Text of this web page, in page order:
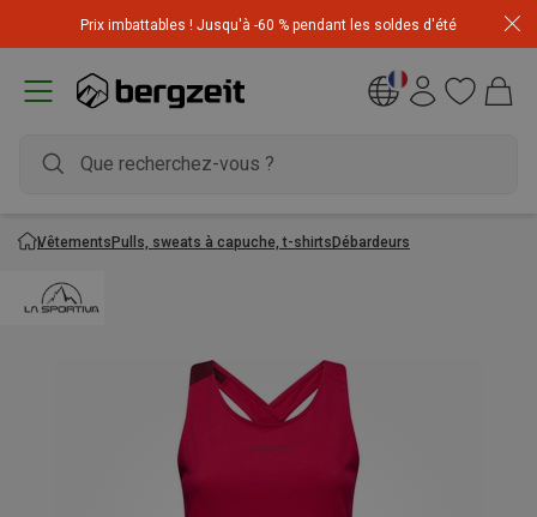
Prix imbattables ! Jusqu'à -60 % pendant les soldes d'été
l'article le moins cher! Code
VêtementsPulls, sweats à capuche, t-shirtsDébardeurs